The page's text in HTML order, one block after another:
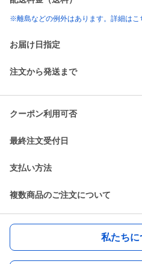
※離島などの例外はあります。詳細はこ
お届け日指定
注文から発送まで
クーポン利用可否
最終注文受付日
支払い方法
複数商品のご注文について
私たちに